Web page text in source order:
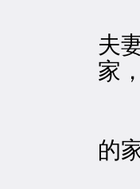
這
夫
家
總
的